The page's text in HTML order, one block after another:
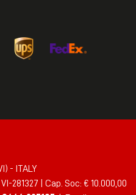
- ITALY
281327 | Cap. Soc: € 10.000,00